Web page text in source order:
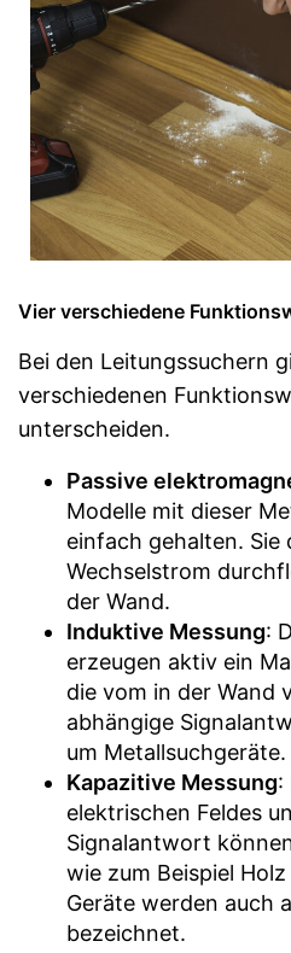
Vier verschiedene
Bei den Leitungssuchern
verschiedenen
unterscheiden.
Passive
Modelle mit dieser
einfach gehalten. Sie
Wechselstrom
der Wand.
Induktive Messung:
erzeugen aktiv ein
die vom in der Wand
abhängige
um Metallsuchgeräte.
Kapazitive Messung:
elektrischen Feldes
Signalantwort
wie zum Beispiel
Geräte werden auch
bezeichnet.